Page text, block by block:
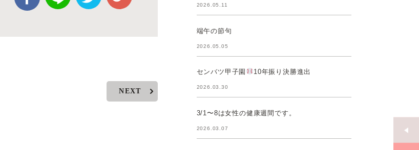
NEXT
2026.05.11
端午の節句
2026.05.05
センバツ甲子園 10年振り決勝進出
2026.03.30
3/1〜8は女性の健康週間です。
2026.03.07